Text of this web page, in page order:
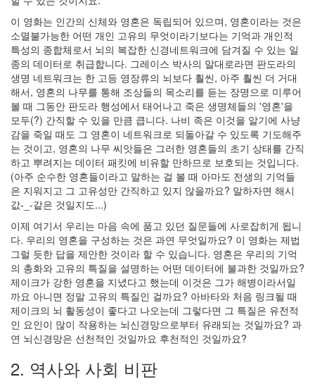
이 영화는 인간의 신체와 영혼은 독립되어 있으며, 영혼이라는 것은
소멸불가능한 어떤 개인 고유의 무엇이라기보다는 기억과 개인적
특성의 종합체로서 뇌의 복잡한 신경네트워크에 담겨질 수 있는 일
종의 데이터로 취급합니다. 그레이스 박사의 말대로라면 판도라의
생명 네트워크는 한 고등 영장류의 뇌보다 훨씬, 아주 훨씬 더 거대
해서, 영혼의 나무를 통해 조상들의 목소리를 듣는 장명으로 미루어
볼 때 그동안 판도라 행성에서 태어나고 죽은 생명체들의 '영혼'을
모두(?) 간직할 수 있을 만큼 큽니다. 나비 족은 이것을 알기에 사냥
감을 죽일 때도 그 영혼이 네트워크로 되돌아갈 수 있도록 기도해주
는 것이고, 영혼의 나무 씨앗들은 그러한 영혼들의 초기 상태를 간직
하고 뿌려지는 데이터 패킷에 비유할 만하므로 보호되는 것입니다.
(아주 순수한 영혼들이라고 말하는 걸 볼 때 아마도 전생의 기억들
은 지워지고 그 고유성만 간직하고 있지 않을까요? 말하자면 해시
값-_-같은 것일지도...)
이제 여기서 우리는 마음 속에 품고 있던 질문들에 사로잡히게 됩니
다. 우리의 영혼을 구성하는 것은 과연 무엇일까요? 이 영화는 제법
그럴 듯한 답을 제안한 것이라 할 수 있습니다. 영혼은 우리의 기억
의 총화와 고유의 특질을 설명하는 어떤 데이터에 불과한 것일까요?
제이크가 강한 영혼을 지녔다고 했는데 이것은 그가 해병이라서일
까요 아니면 정말 고유의 특질인 걸까요? 아바타와 처음 링크될 때
제이크의 뇌 활동성이 좋다고 나오는데 그렇다면 그 특질은 유전적
인 요인이 많이 작용하는 뇌신경망으로부터 유래되는 것일까요? 과
연 뇌신경망은 선천적인 것일까요 후천적인 것일까요?
2. 역사와 사회 비판
차
가
운
이
야
기
10
즐
거
운
이
야
기
44
머
리
아
픈
이
야
기
35
Recent